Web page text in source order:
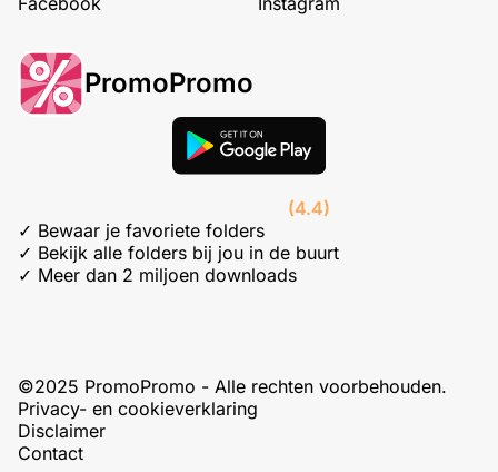
PromoPromo
(4.4)
✓ Bewaar je favoriete folders
✓ Bekijk alle folders bij jou in de buurt
✓ Meer dan 2 miljoen downloads
©2025 PromoPromo - Alle rechten voorbehouden.
Privacy- en cookieverklaring
Disclaimer
Contact